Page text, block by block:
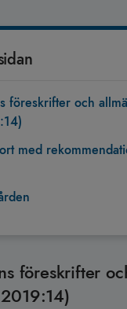
föreskrifter och
med
föreskrifter